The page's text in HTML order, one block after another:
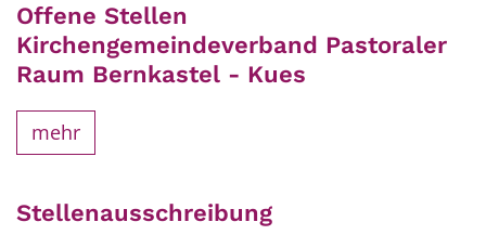
Offene Stellen
Kirchengemeindeverband Pastoraler
Raum Bernkastel - Kues
mehr
Stellenausschreibung